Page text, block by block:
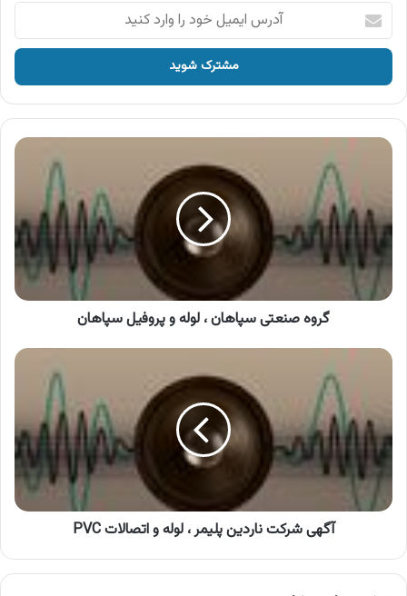
آدرس
ایمیل
خود
وارد
کنید
گروه
لوله
و
پروفیل
سپاهان
گروه صنعتی سپاهان ، لوله و پروفیل سپاهان
آگهی
پلیمر
،
لوله
اتصالات
PVC
آگهی شرکت ناردین پلیمر ، لوله و اتصالات PVC